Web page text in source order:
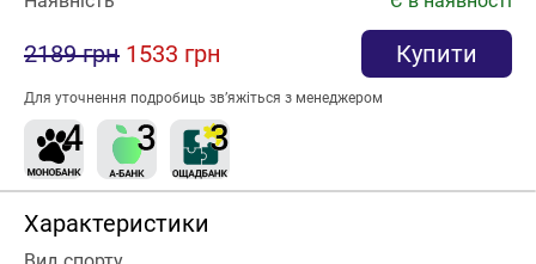
2189 грн 1533 грн Купити
Для уточнення подробиць зв’яжіться з менеджером
Характеристики